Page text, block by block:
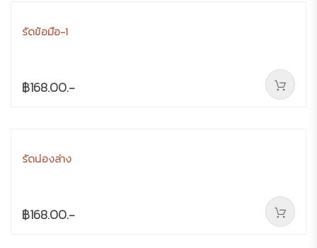
รัดข้อมือ-1
฿168.00.-
รัดน่องล่าง
฿168.00.-